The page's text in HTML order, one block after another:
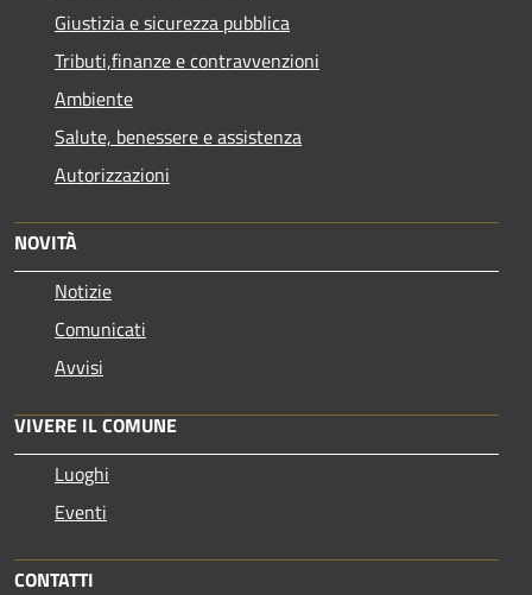
Giustizia e sicurezza pubblica
Tributi,finanze e contravvenzioni
Ambiente
Salute, benessere e assistenza
Autorizzazioni
NOVITÀ
Notizie
Comunicati
Avvisi
VIVERE IL COMUNE
Luoghi
Eventi
CONTATTI